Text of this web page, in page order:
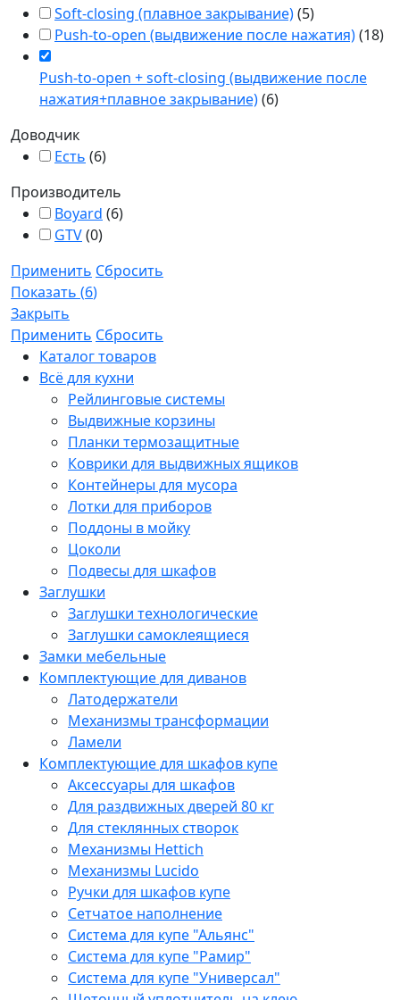
Soft-closing (плавное закрывание)(5)
Push-to-open (выдвижение после нажатия)(18)
Push-to-open + soft-closing (выдвижение после
нажатия+плавное закрывание)(6)
Доводчик
Есть (6)
Производитель
Boyard (6)
GTV(0)
Применить Сбросить
Показать (6)
Закрыть
Применить Сбросить
Каталог товаров
Всё для кухни
Рейлинговые системы
Выдвижные корзины
Планки термозащитные
Коврики для выдвижных ящиков
Контейнеры для мусора
Лотки для приборов
Поддоны в мойку
Цоколи
Подвесы для шкафов
Заглушки
Заглушки технологические
Заглушки самоклеящиеся
Замки мебельные
Комплектующие для диванов
Латодержатели
Механизмы трансформации
Ламели
Комплектующие для шкафов купе
Аксессуары для шкафов
Для раздвижных дверей 80 кг
Для стеклянных створок
Механизмы Hettich
Механизмы Lucido
Ручки для шкафов купе
Сетчатое наполнение
Система для купе "Альянс"
Система для купе "Рамир"
Система для купе "Универсал"